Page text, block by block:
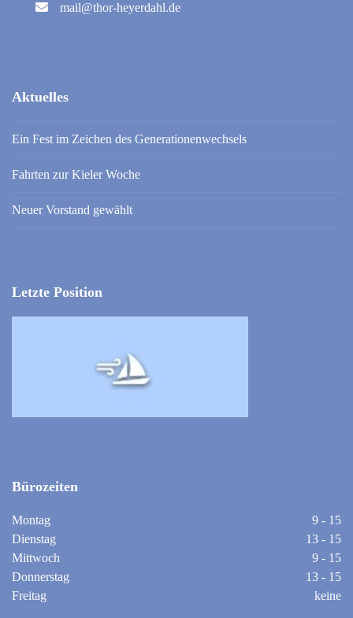
mail@thor-heyerdahl.de
Aktuelles
Ein Fest im Zeichen des Generationenwechsels
Fahrten zur Kieler Woche
Neuer Vorstand gewählt
Letzte Position
Bürozeiten
Montag
9 - 15
Dienstag
13 - 15
Mittwoch
9 - 15
Donnerstag
13 - 15
Freitag
keine